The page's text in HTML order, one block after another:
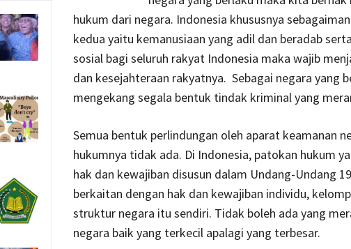
hukum dari negara. Indonesia khususnya
kedua yaitu kemanusiaan yang adil dan beradab
sosial bagi seluruh rakyat Indonesia maka wajib
dan kesejahteraan rakyatnya. Sebagai negara yang
mengekang segala bentuk tindak kriminal yang
Semua bentuk perlindungan oleh aparat keamanan
hukumnya tidak ada. Di Indonesia, patokan hukum
hak dan kewajiban disusun dalam Undang-Undang
berkaitan dengan hak dan kewajiban individu,
struktur negara itu sendiri. Tidak boleh ada yang
negara baik yang terkecil apalagi yang terbesar.